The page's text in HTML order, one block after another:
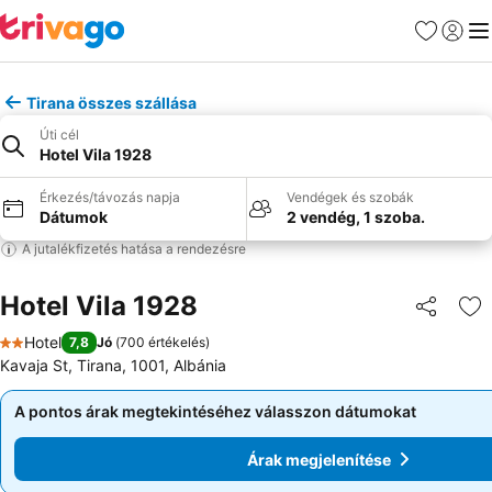
Kedvencek
Tirana összes szállása
Úti cél
Hotel Vila 1928
Érkezés/távozás napja
Dátumok
Vendégek és szobák
2 vendég, 1 szoba.
A jutalékfizetés hatása a rendezésre
Hotel Vila 1928
2 Kategória
Hotel 7,8 Jó (700 értékelés)
Kavaja St, Tirana, 1001, Albánia
A pontos árak megtekintéséhez válasszon dátumokat
Árak megjelenítése
A pontos árak megtekintéséhez válasszon dátumokat
Árak megjelenítése